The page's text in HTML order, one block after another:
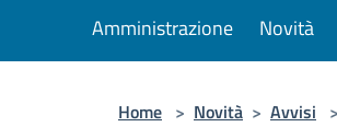
Amministrazione Novità
Home > Novità > Avvisi >